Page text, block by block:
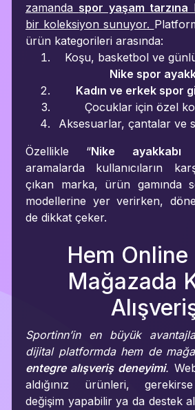
zamanda spor yaşam tarzına
bir koleksiyon sunuyor.
ürün kategorileri arasında:
Koşu, basketbol ve
Nike spor
Kadın ve erkek spor
Çocuklar için özel
Aksesuarlar, çantalar ve
Özellikle “Nike ayakkabı
aramalarda kullanıcıların
çıkan marka, ürün gamında
modellerine yer verirken,
de dikkat çeker.
Hem Online
Mağazada
Sportinn’in en büyük
dijital platformda hem de
entegre alışveriş deneyimi.
aldığınız ürünleri,
değişim yapabilir ya da destek